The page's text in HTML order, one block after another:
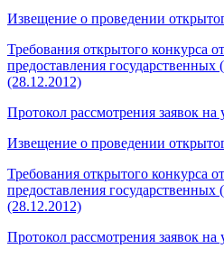
Извещение о проведении
Требования открытого конкурса
предоставления
(28.12.2012)
Протокол рассмотрения заявок на
Извещение о проведении
Требования открытого конкурса
предоставления
(28.12.2012)
Протокол рассмотрения заявок на